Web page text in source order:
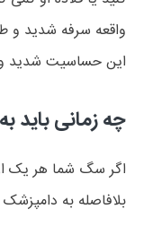
واقعه سرفه شدید و
این حساسیت شدید
چه زمانی باید
اگر سگ شما هر یک از
بلافاصله به